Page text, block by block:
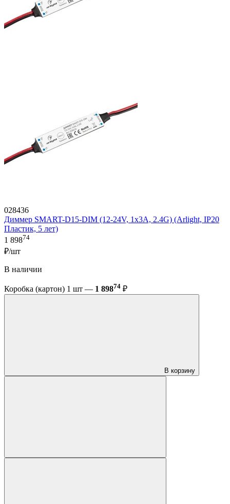
028436
Диммер SMART-D15-DIM (12-24V, 1x3A, 2.4G) (Arlight, IP20
Пластик, 5 лет)
1 89874
₽/шт
В наличии
Коробка (картон) 1 шт — 1 89874 ₽
В корзину